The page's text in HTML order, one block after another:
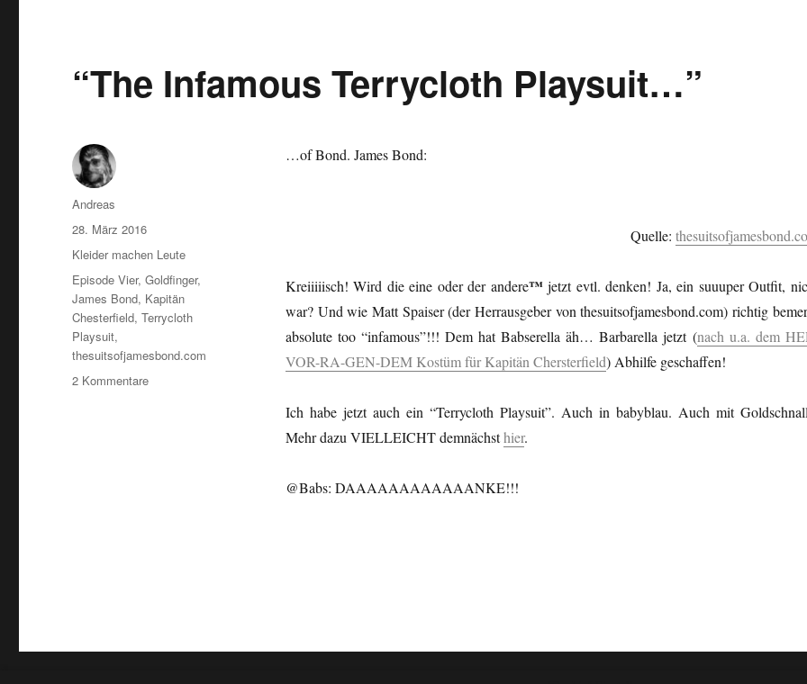
“The Infamous Terrycloth Playsuit…”
…of Bond. James Bond:
Quelle:
Kreiiiiisch! Wird die eine oder der andere™jetzt evtl. denken! Ja, ein suuuper Outfit,
war? Und wie Matt Spaiser (der Herrausgeber von thesuitsofjamesbond.com) richtig
absolute too “infamous”!!! Dem hat Babserella äh… Barbarella jetzt (nach u.a. dem
VOR-RA-GEN-DEM Kostüm für Kapitän Chersterfield) Abhilfe geschaffen!
Ich habe jetzt auch ein “Terrycloth Playsuit”. Auch in babyblau. Auch mit
Mehr dazu VIELLEICHT demnächsthier.
@Babs: DAAAAAAAAAAAANKE!!!
Autor
Andreas
Veröffentlicht
am
28. März 2016
Kategorien
Kleider machen Leute
Schlagwörter
Episode Vier,Goldfinger,
James Bond, Kapitän
Chesterfield,Terrycloth
Playsuit,
thesuitsofjamesbond.com
2 Kommentarezu